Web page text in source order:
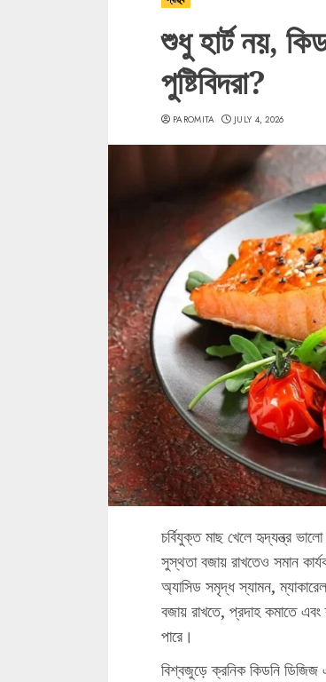
শুধু হার্ট নয়,
পুষ্টিবিদরা?
PAROMITA JULY 4, 2026
চর্বিযুক্ত মাছ খেলে হৃদ্‌যন্ত্র
সুস্থতা বজায় রাখতেও সমান
অ্যাসিড সমৃদ্ধ স্যামন,
বজায় রাখতে, প্রদাহ কমাতে
পারে।
বিশ্বজুড়ে ক্রনিক কিডনি